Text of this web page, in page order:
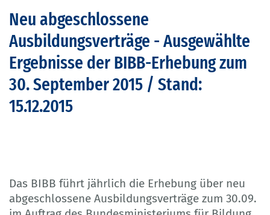
Neu abgeschlossene
Ausbildungsverträge - Ausgewählte
Ergebnisse der BIBB-Erhebung zum
30. September 2015 / Stand:
15.12.2015
Das BIBB führt jährlich die Erhebung über neu
abgeschlossene Ausbildungsverträge zum 30.09.